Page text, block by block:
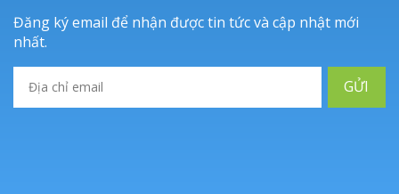
Đăng ký email để nhận được tin tức và cập nhật mới
nhất.
GỬI